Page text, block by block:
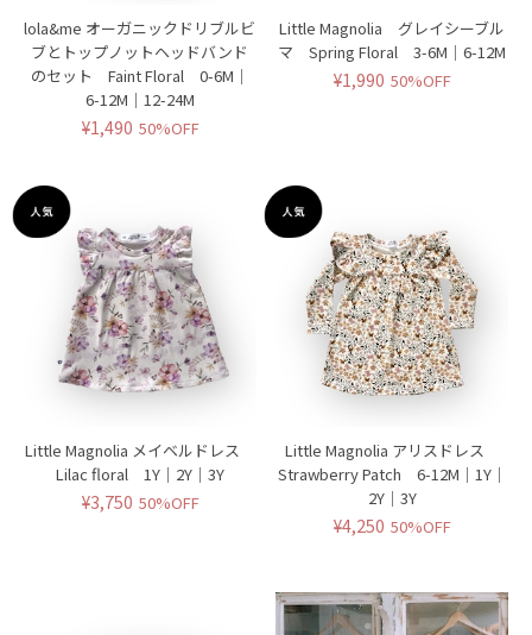
lola&me オーガニックドリブルビ
ブとトップノットヘッドバンド
のセット Faint Floral 0-6M｜
6-12M｜12-24M
¥1,490 50%OFF
Little Magnolia グレイシーブル
マ Spring Floral 3-6M｜6-12M
¥1,990 50%OFF
Little Magnolia メイベルドレス
Lilac floral 1Y｜2Y｜3Y
¥3,750 50%OFF
Little Magnolia アリスドレス
Strawberry Patch 6-12M｜1Y｜
2Y｜3Y
¥4,250 50%OFF